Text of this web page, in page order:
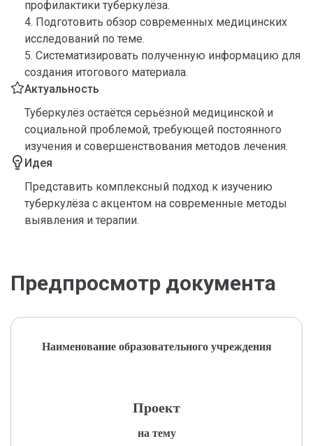
профилактики туберкулёза.
4. Подготовить обзор современных медицинских
исследований по теме.
5. Систематизировать полученную информацию для
создания итогового материала.
Актуальность
Туберкулёз остаётся серьёзной медицинской и
социальной проблемой, требующей постоянного
изучения и совершенствования методов лечения.
Идея
Представить комплексный подход к изучению
туберкулёза с акцентом на современные методы
выявления и терапии.
Предпросмотр документа
Наименование образовательного учреждения
Проект
на тему